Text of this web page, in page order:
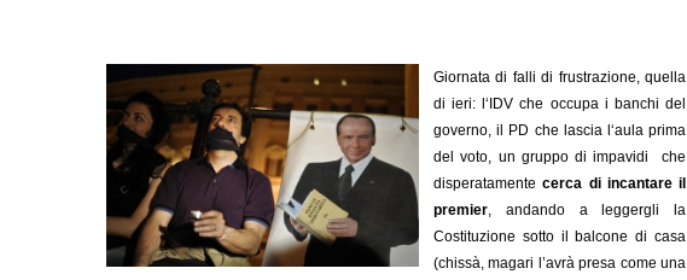
Giornata di falli di frustrazione, quella
di ieri: l‘IDV che occupa i banchi del
governo, il PD che lascia l‘aula prima
del voto, un gruppo di impavidi che
disperatamentecerca di incantare il
premier, andando a leggergli la
Costituzione sotto il balcone di casa
(chissà, magari l’avrà presa come una